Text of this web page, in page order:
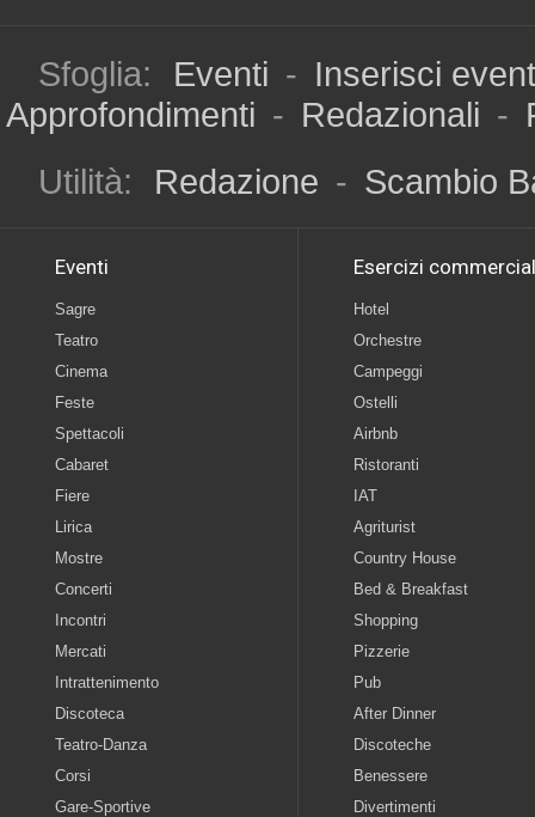
Sfoglia: Eventi - Inserisci
Approfondimenti - Redazionali -
Utilità:
Redazione - Scambio
Eventi
Sagre
Teatro
Cinema
Feste
Spettacoli
Cabaret
Fiere
Lirica
Mostre
Concerti
Incontri
Mercati
Intrattenimento
Discoteca
Teatro-Danza
Corsi
Gare-Sportive
Esercizi
Hotel
Orchestre
Campeggi
Ostelli
Airbnb
Ristoranti
IAT
Agriturist
Country House
Bed & Breakfast
Shopping
Pizzerie
Pub
After Dinner
Discoteche
Benessere
Divertimenti